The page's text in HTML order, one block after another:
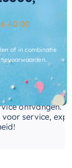
Alex en ik
de mail, waarbij
maar waarbij
mij.
en toilet voor
besteld. Ik
ontvangen. Van
service,
40 00
of in combinatie